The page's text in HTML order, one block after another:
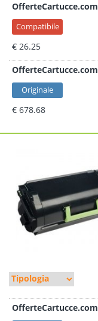
OfferteCartucce.com
Compatibile
€ 26.25
OfferteCartucce.com
Originale
€ 678.68
OfferteCartucce.com